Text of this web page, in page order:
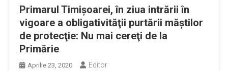
Primarul Timişoarei, în ziua intrării în
vigoare a obligativităţii purtării măştilor
de protecţie: Nu mai cereţi de la
Primărie
Aprilie 23, 2020 Editor